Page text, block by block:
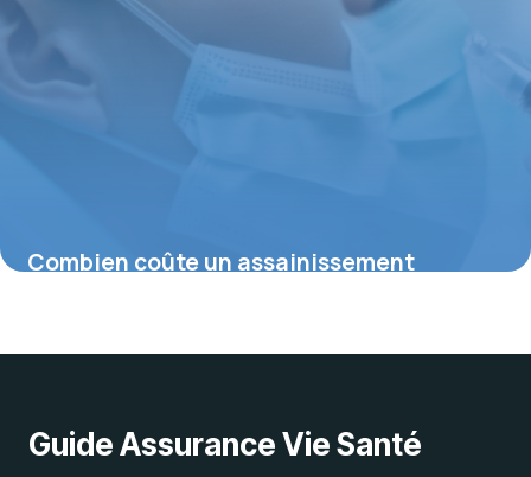
Combien coûte un assainissement
Guide Assurance Vie Santé